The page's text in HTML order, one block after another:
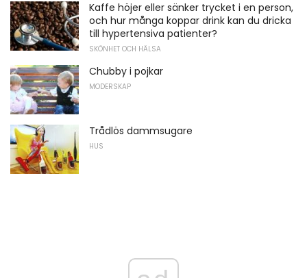
Kaffe höjer eller sänker trycket i en person,
och hur många koppar drink kan du dricka
till hypertensiva patienter?
SKÖNHET OCH HÄLSA
Chubby i pojkar
MODERSKAP
Trådlös dammsugare
HUS